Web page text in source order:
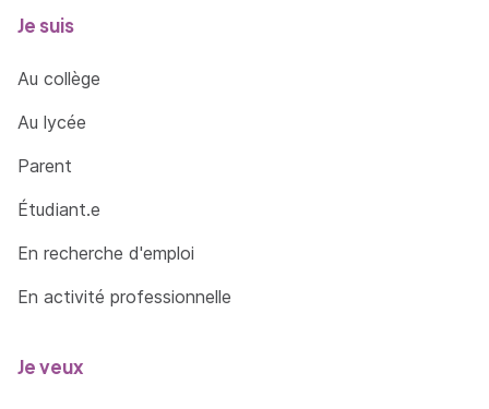
Je suis
Au collège
Au lycée
Parent
Étudiant.e
En recherche d'emploi
En activité professionnelle
Je veux